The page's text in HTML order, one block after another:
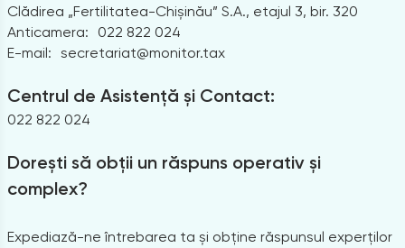
Clădirea „Fertilitatea-Chișinău” S.A., etajul 3, bir. 320
Anticamera:
022 822 024
E-mail: secretariat@monitor.tax
Centrul de Asistență și Contact:
022 822 024
Dorești să obții un răspuns operativ și
complex?
Expediază-ne întrebarea ta și obține răspunsul experților